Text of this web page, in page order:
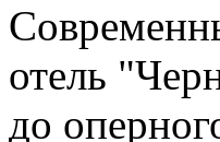
отель
до